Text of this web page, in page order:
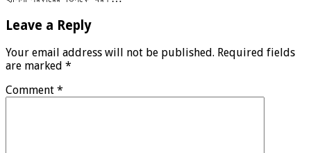
Leave a Reply
Your email address will not be published. Required fields
are marked *
Comment *